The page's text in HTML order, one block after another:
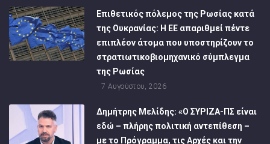
Επιθετικός πόλεμος της Ρωσίας κατά
της Ουκρανίας: Η ΕΕ απαριθμεί πέντε
επιπλέον άτομα που υποστηρίζουν το
στρατιωτικοβιομηχανικό σύμπλεγμα
της Ρωσίας
7 Αυγούστου, 2026
Δημήτρης Μελίδης: «Ο ΣΥΡΙΖΑ-ΠΣ είναι
εδώ – πλήρης πολιτική αντεπίθεση –
με το Πρόγραμμα, τις Αρχές και την